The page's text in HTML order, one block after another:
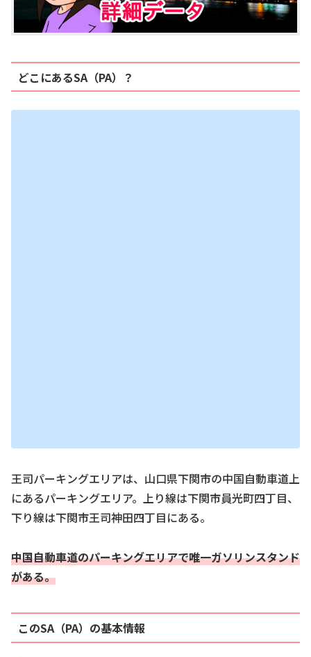
どこにあるSA（PA）？
王司パーキングエリアは、山口県下関市の中国自動車道上
にあるパーキングエリア。上り線は下関市員光町四丁目、
下り線は下関市王司神田四丁目にある。
中国自動車道のパーキングエリアで唯一ガソリンスタンド
がある。
このSA（PA）の基本情報